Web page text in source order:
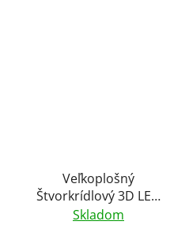
Veľkoplošný
Štvorkrídlový 3D LED
Hologramový
Skladom